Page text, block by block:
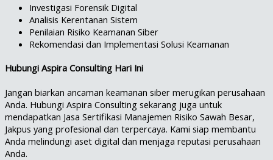
Investigasi Forensik Digital
Analisis Kerentanan Sistem
Penilaian Risiko Keamanan Siber
Rekomendasi dan Implementasi Solusi Keamanan
Hubungi Aspira Consulting Hari Ini
Jangan biarkan ancaman keamanan siber merugikan perusahaan
Anda. Hubungi Aspira Consulting sekarang juga untuk
mendapatkan Jasa Sertifikasi Manajemen Risiko Sawah Besar,
Jakpus yang profesional dan terpercaya. Kami siap membantu
Anda melindungi aset digital dan menjaga reputasi perusahaan
Anda.